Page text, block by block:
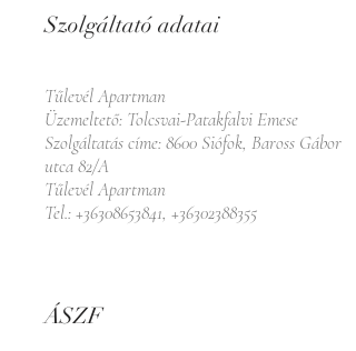
Szolgáltató adatai
Tűlevél Apartman
Üzemeltető: Tolcsvai-Patakfalvi Emese
Szolgáltatás címe: 8600 Siófok, Baross Gábor
utca 82/A
Tűlevél Apartman
Tel.:+36308653841, +36302388355
ÁSZF